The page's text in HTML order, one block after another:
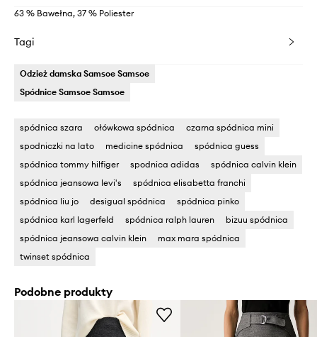
63 % Bawełna, 37 % Poliester
Tagi
Odzież damska Samsoe Samsoe
Spódnice Samsoe Samsoe
spódnica szara ołówkowa spódnica
czarna spódnica mini
spodniczki na lato
medicine spódnica
spódnica guess
spódnica tommy hilfiger
spodnica adidas
spódnica calvin klein
spódnica jeansowa levi's
spódnica elisabetta franchi
spódnica liu jo
desigual spódnica
spódnica pinko
spódnica karl lagerfeld
spódnica ralph lauren
bizuu spódnica
spódnica jeansowa calvin klein
max mara spódnica
twinset spódnica
Podobne produkty